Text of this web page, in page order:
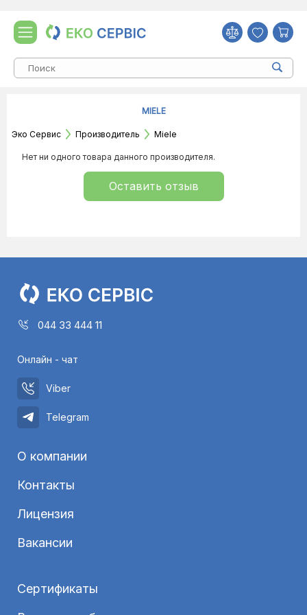
MIELE
Эко Сервис Производитель Miele
Нет ни одного товара данного производителя.
Оставить отзыв
044 33 444 11
Онлайн - чат
Viber
Telegram
О компании
Контакты
Лицензия
Вакансии
Сертификаты